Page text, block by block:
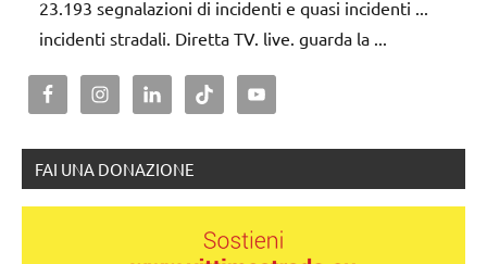
23.193 segnalazioni di incidenti e quasi incidenti ...
incidenti stradali. Diretta TV. live. guarda la ...
FAI UNA DONAZIONE